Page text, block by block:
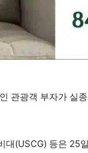
관광객 부자가 실
(USCG) 등은 25